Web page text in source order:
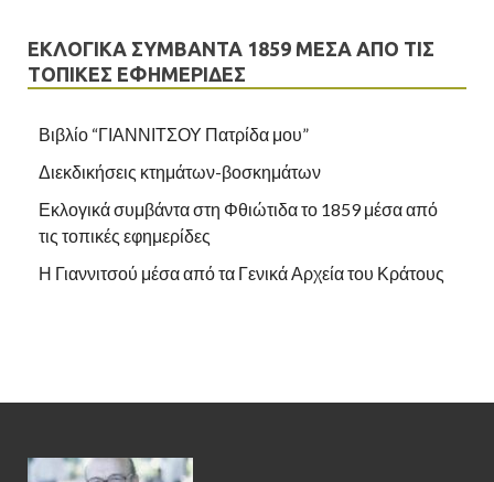
ΕΚΛΟΓΙΚΆ ΣΥΜΒΆΝΤΑ 1859 ΜΈΣΑ ΑΠΌ ΤΙΣ
ΤΟΠΙΚΈΣ ΕΦΗΜΕΡΊΔΕΣ
Βιβλίο “ΓΙΑΝΝΙΤΣΟΥ Πατρίδα μου”
Διεκδικήσεις κτημάτων-βοσκημάτων
Εκλογικά συμβάντα στη Φθιώτιδα το 1859 μέσα από
τις τοπικές εφημερίδες
Η Γιαννιτσού μέσα από τα Γενικά Αρχεία του Κράτους